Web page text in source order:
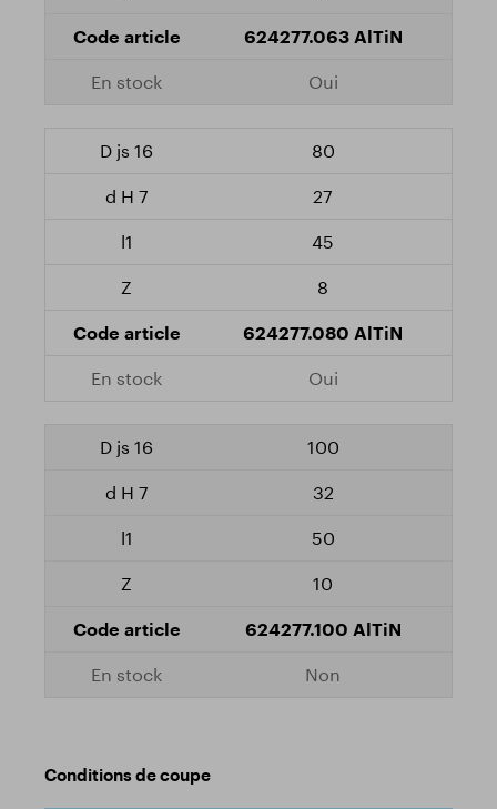
624277.063 AlTiN
Oui
80
27
45
8
624277.080 AlTiN
Oui
100
32
50
10
624277.100 AlTiN
Non
Conditions de coupe